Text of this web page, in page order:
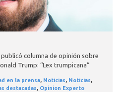
columna de opinión sobre
Trump: “Lex trumpicana”
en la prensa, Noticias, Noticias,
destacadas, Opinion Experto